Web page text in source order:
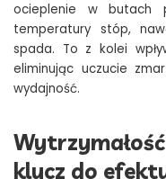
ocieplenie w butach
temperatury stóp,
spada. To z kolei
eliminując uczucie
wydajność.
klucz do